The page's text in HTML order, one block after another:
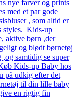
nye farver og prints
med et par gode
, som altid er
styles. Kids-up
aktive børn ,der
og blødt børnetøj
samtidig se super
Kids-up Baby hos
på udkig efter det
til din lille baby
en rigtig fin